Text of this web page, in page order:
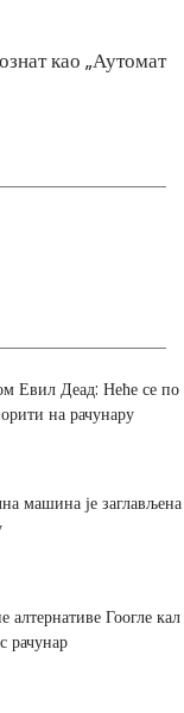
као „Аутомат
Евил Деад: Неће се по
на рачунару
машина је заглављена
алтернативе Гоогле кал
рачунар